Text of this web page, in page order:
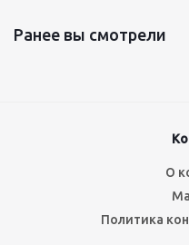
Ранее вы смотрели
О
Политика